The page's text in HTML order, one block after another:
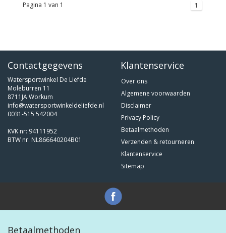
Pagina 1 van 1 1
Contactgegevens
Watersportwinkel De Liefde
Moleburren 11
8711JA Workum
info@watersportwinkeldeliefde.nl
0031-515 542004
KVK nr: 94111952
BTW nr: NL866640204B01
Klantenservice
Over ons
Algemene voorwaarden
Disclaimer
Privacy Policy
Betaalmethoden
Verzenden & retourneren
Klantenservice
Sitemap
Betaalmethoden